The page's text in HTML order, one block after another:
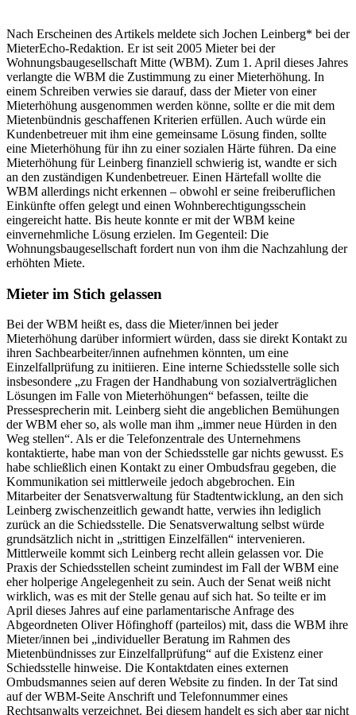
Nach Erscheinen des Artikels meldete sich Jochen Leinberg* bei der
MieterEcho-Redaktion. Er ist seit 2005 Mieter bei der
Wohnungsbaugesellschaft Mitte (WBM). Zum 1. April dieses Jahres
verlangte die WBM die Zustimmung zu einer Mieterhöhung. In
einem Schreiben verwies sie darauf, dass der Mieter von einer
Mieterhöhung ausgenommen werden könne, sollte er die mit dem
Mietenbündnis geschaffenen Kriterien erfüllen. Auch würde ein
Kundenbetreuer mit ihm eine gemeinsame Lösung finden, sollte
eine Mieterhöhung für ihn zu einer sozialen Härte führen. Da eine
Mieterhöhung für Leinberg finanziell schwierig ist, wandte er sich
an den zuständigen Kundenbetreuer. Einen Härtefall wollte die
WBM allerdings nicht erkennen – obwohl er seine freiberuflichen
Einkünfte offen gelegt und einen Wohnberechtigungsschein
eingereicht hatte. Bis heute konnte er mit der WBM keine
einvernehmliche Lösung erzielen. Im Gegenteil: Die
Wohnungsbaugesellschaft fordert nun von ihm die Nachzahlung der
erhöhten Miete.
Mieter im Stich gelassen
Bei der WBM heißt es, dass die Mieter/innen bei jeder
Mieterhöhung darüber informiert würden, dass sie direkt Kontakt zu
ihren Sachbearbeiter/innen aufnehmen könnten, um eine
Einzelfallprüfung zu initiieren. Eine interne Schiedsstelle solle sich
insbesondere „zu Fragen der Handhabung von sozialverträglichen
Lösungen im Falle von Mieterhöhungen“ befassen, teilte die
Pressesprecherin mit. Leinberg sieht die angeblichen Bemühungen
der WBM eher so, als wolle man ihm „immer neue Hürden in den
Weg stellen“. Als er die Telefonzentrale des Unternehmens
kontaktierte, habe man von der Schiedsstelle gar nichts gewusst. Es
habe schließlich einen Kontakt zu einer Ombudsfrau gegeben, die
Kommunikation sei mittlerweile jedoch abgebrochen. Ein
Mitarbeiter der Senatsverwaltung für Stadtentwicklung, an den sich
Leinberg zwischenzeitlich gewandt hatte, verwies ihn lediglich
zurück an die Schiedsstelle. Die Senatsverwaltung selbst würde
grundsätzlich nicht in „strittigen Einzelfällen“ intervenieren.
Mittlerweile kommt sich Leinberg recht allein gelassen vor. Die
Praxis der Schiedsstellen scheint zumindest im Fall der WBM eine
eher holperige Angelegenheit zu sein. Auch der Senat weiß nicht
wirklich, was es mit der Stelle genau auf sich hat. So teilte er im
April dieses Jahres auf eine parlamentarische Anfrage des
Abgeordneten Oliver Höfinghoff (parteilos) mit, dass die WBM ihre
Mieter/innen bei „individueller Beratung im Rahmen des
Mietenbündnisses zur Einzelfallprüfung“ auf die Existenz einer
Schiedsstelle hinweise. Die Kontaktdaten eines externen
Ombudsmannes seien auf deren Website zu finden. In der Tat sind
auf der WBM-Seite Anschrift und Telefonnummer eines
Rechtsanwalts verzeichnet. Bei diesem handelt es sich aber gar nicht